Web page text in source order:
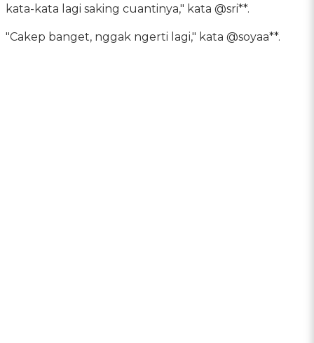
kata-kata lagi saking cuantinya," kata @sri**.
"Cakep banget, nggak ngerti lagi," kata @soyaa**.